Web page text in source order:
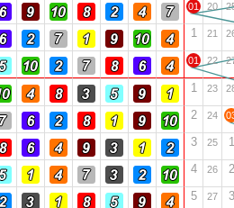
01 20
1 21
01 22
1 23
2 24
3 25 1
4 26 2
5 27 3